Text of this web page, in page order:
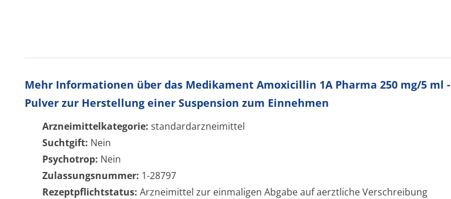
Mehr Informationen über das Medikament Amoxicillin 1A Pharma 250 mg/5 ml -
Pulver zur Herstellung einer Suspension zum Einnehmen
Arzneimittelkategorie: standardarzneimittel
Suchtgift: Nein
Psychotrop: Nein
Zulassungsnummer: 1-28797
Rezeptpflichtstatus: Arzneimittel zur einmaligen Abgabe auf aerztliche Verschreibung